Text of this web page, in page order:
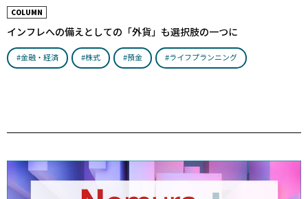
COLUMN
インフレへの備えとしての「外貨」も選択肢の一つに
#金融・経済 #株式 #預金 #ライフプランニング